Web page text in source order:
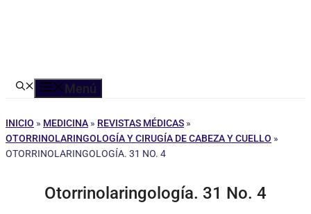
Menú
INICIO » MEDICINA » REVISTAS MÉDICAS »
OTORRINOLARINGOLOGÍA Y CIRUGÍA DE CABEZA Y CUELLO »
OTORRINOLARINGOLOGÍA. 31 NO. 4
Otorrinolaringología. 31 No. 4